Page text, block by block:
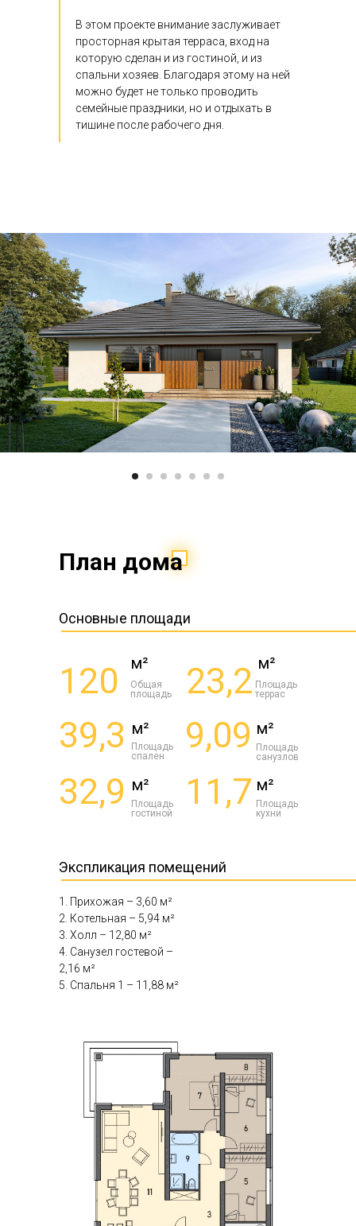
В этом проекте внимание заслуживает
просторная крытая терраса, вход на
которую сделан и из гостиной, и из
спальни хозяев. Благодаря этому на ней
можно будет не только проводить
семейные праздники, но и отдыхать в
тишине после рабочего дня.
План дома
Основные площади
Экспликация помещений
39,3
32,9
9,09
11,7
Площадь
спален
м²
Площадь
гостиной
Площадь
санузлов
Площадь
кухни
м²
м²
м²
1. Прихожая – 3,60 м²
2. Котельная – 5,94 м²
3. Холл – 12,80 м²
4. Санузел гостевой –
2,16 м²
5. Спальня 1 – 11,88 м²
120
Общая
площадь
м² 23,2 м²
Площадь
террас